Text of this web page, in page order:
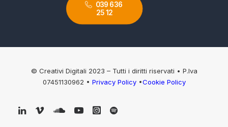
039 636
25 12
© Creativi Digitali 2023 – Tutti i diritti riservati • P.Iva
07451130962 • Privacy Policy •Cookie Policy